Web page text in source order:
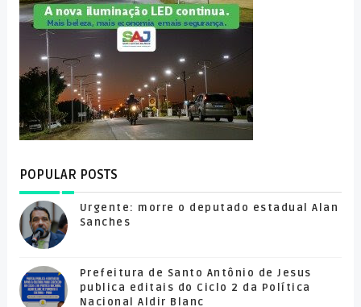
POPULAR POSTS
Urgente: morre o deputado estadual Alan
Sanches
Prefeitura de Santo Antônio de Jesus
publica editais do Ciclo 2 da Política
Nacional Aldir Blanc